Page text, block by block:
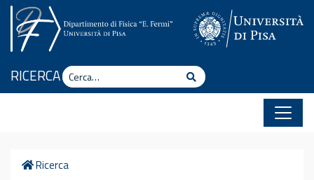
Vai al contenuto
RICERCACerca Cerca
Home
Ricerca